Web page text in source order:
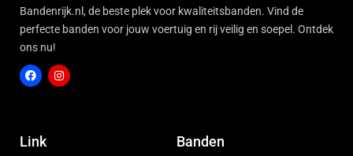
Bandenrijk.nl, de beste plek voor kwaliteitsbanden. Vind de
perfecte banden voor jouw voertuig en rij veilig en soepel. Ontdek
ons nu!
c
e
Link Banden